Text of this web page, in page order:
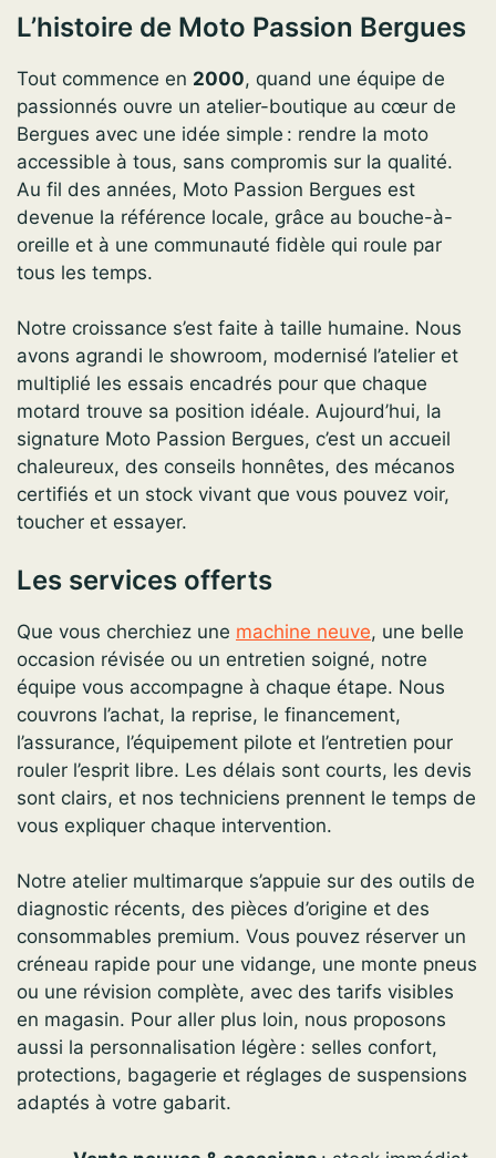
L’histoire de Moto Passion Bergues
Tout commence en 2000, quand une équipe de
passionnés ouvre un atelier-boutique au cœur de
Bergues avec une idée simple : rendre la moto
accessible à tous, sans compromis sur la qualité.
Au fil des années, Moto Passion Bergues est
devenue la référence locale, grâce au bouche-à-
oreille et à une communauté fidèle qui roule par
tous les temps.
Notre croissance s’est faite à taille humaine. Nous
avons agrandi le showroom, modernisé l’atelier et
multiplié les essais encadrés pour que chaque
motard trouve sa position idéale. Aujourd’hui, la
signature Moto Passion Bergues, c’est un accueil
chaleureux, des conseils honnêtes, des mécanos
certifiés et un stock vivant que vous pouvez voir,
toucher et essayer.
Les services offerts
Que vous cherchiez une machine neuve, une belle
occasion révisée ou un entretien soigné, notre
équipe vous accompagne à chaque étape. Nous
couvrons l’achat, la reprise, le financement,
l’assurance, l’équipement pilote et l’entretien pour
rouler l’esprit libre. Les délais sont courts, les devis
sont clairs, et nos techniciens prennent le temps de
vous expliquer chaque intervention.
Notre atelier multimarque s’appuie sur des outils de
diagnostic récents, des pièces d’origine et des
consommables premium. Vous pouvez réserver un
créneau rapide pour une vidange, une monte pneus
ou une révision complète, avec des tarifs visibles
en magasin. Pour aller plus loin, nous proposons
aussi la personnalisation légère : selles confort,
protections, bagagerie et réglages de suspensions
adaptés à votre gabarit.